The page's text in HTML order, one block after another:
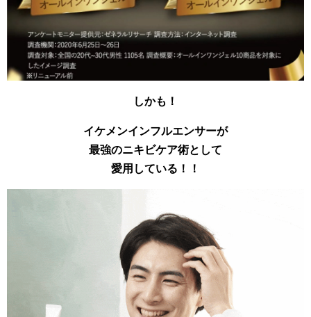
しかも！
イケメンインフルエンサーが
最強のニキビケア術として
愛用している！！